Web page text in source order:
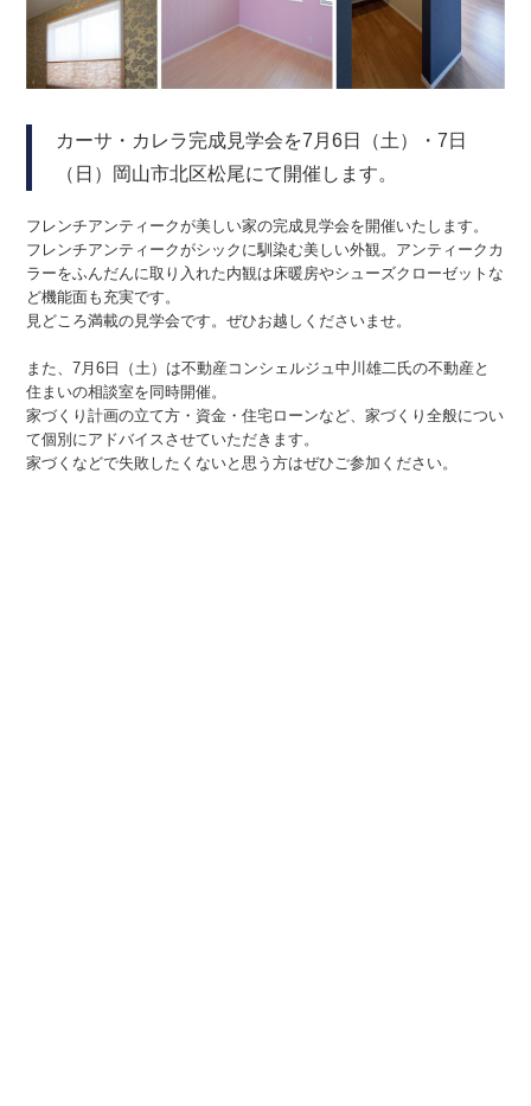
カーサ・カレラ完成見学会を7月6日（土）・7日
（日）岡山市北区松尾にて開催します。
フレンチアンティークが美しい家の完成見学会を開催いたします。
フレンチアンティークがシックに馴染む美しい外観。アンティークカ
ラーをふんだんに取り入れた内観は床暖房やシューズクローゼットな
ど機能面も充実です。
見どころ満載の見学会です。ぜひお越しくださいませ。
また、7月6日（土）は不動産コンシェルジュ中川雄二氏の不動産と
住まいの相談室を同時開催。
家づくり計画の立て方・資金・住宅ローンなど、家づくり全般につい
て個別にアドバイスさせていただきます。
家づくなどで失敗したくないと思う方はぜひご参加ください。